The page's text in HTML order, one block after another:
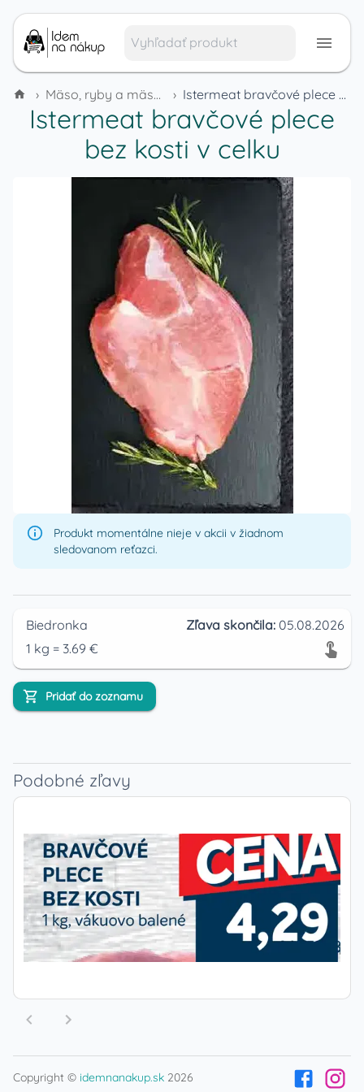
› Mäso, ryby a mäsové výrobky › Istermeat bravčové plece bez kosti v celku
Istermeat bravčové plece
bez kosti v celku
Produkt momentálne nieje v akcii v žiadnom
sledovanom reťazci.
Biedronka Zľava skončila: 05.08.2026
1 kg = 3.69 €
Pridať do zoznamu
Podobné zľavy
Copyright © idemnanakup.sk 2026